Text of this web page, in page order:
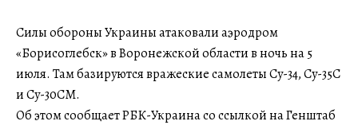
Силы обороны Украины атаковали аэродром
«Борисоглебск» в Воронежской области в ночь на 5
июля. Там базируются вражеские самолеты Су-34, Су-35С
и Су-30СМ.
Об этом сообщает РБК-Украина со ссылкой на Генштаб